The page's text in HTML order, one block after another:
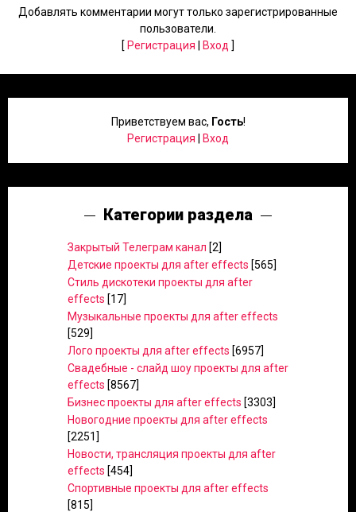
Добавлять комментарии могут только зарегистрированные
пользователи.
[ Регистрация Вход ]
Приветствуем вас, Гость!
Регистрация
Вход
Категории раздела
Закрытый Телеграм канал [2]
Детские проекты для after effects [565]
Стиль дискотеки проекты для after
effects [17]
Музыкальные проекты для after effects
[529]
Лого проекты для after effects [6957]
Свадебные - слайд шоу проекты для after
effects [8567]
Бизнес проекты для after effects [3303]
Новогодние проекты для after effects
[2251]
Новости, трансляция проекты для after
effects [454]
Спортивные проекты для after effects
[815]